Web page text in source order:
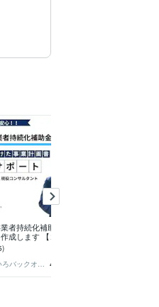
者持続化補助金の事業
成します 【コンサル x
短納期で高品質な事業
成
なないろバックオフィス 40,000